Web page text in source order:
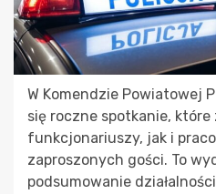
W Komendzie Powiatowej
się roczne spotkanie, które
funkcjonariuszy, jak i
zaproszonych gości. To
podsumowanie